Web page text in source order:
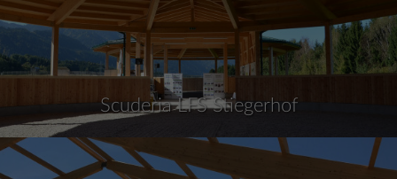
Scuderia LFS Stiegerhof